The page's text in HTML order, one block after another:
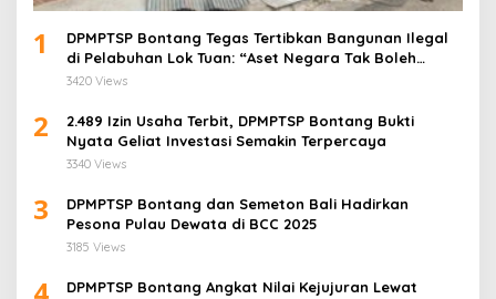
1
DPMPTSP Bontang Tegas Tertibkan Bangunan Ilegal
di Pelabuhan Lok Tuan: “Aset Negara Tak Boleh
Dikuasai!”
3420 Views
2
2.489 Izin Usaha Terbit, DPMPTSP Bontang Bukti
Nyata Geliat Investasi Semakin Terpercaya
3340 Views
3
DPMPTSP Bontang dan Semeton Bali Hadirkan
Pesona Pulau Dewata di BCC 2025
3185 Views
DPMPTSP Bontang Angkat Nilai Kejujuran Lewat